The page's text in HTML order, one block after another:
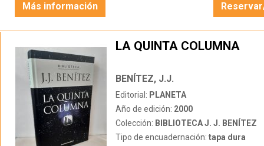
Más información
LA QUINTA COLUMNA
BENÍTEZ, J.J.
Editorial: PLANETA
Año de edición: 2000
Colección: BIBLIOTECA J. J. BENÍTEZ
Tipo de encuadernación: tapa dura